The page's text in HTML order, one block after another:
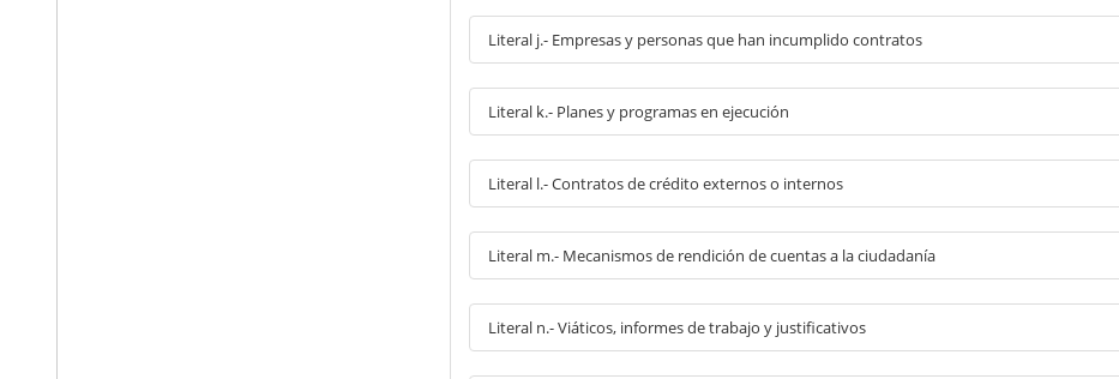
Literal j.- Empresas y personas que han incumplido contratos
Literal k.- Planes y programas en ejecución
Literal l.- Contratos de crédito externos o internos
Literal m.- Mecanismos de rendición de cuentas a la ciudadanía
Literal n.- Viáticos, informes de trabajo y justificativos